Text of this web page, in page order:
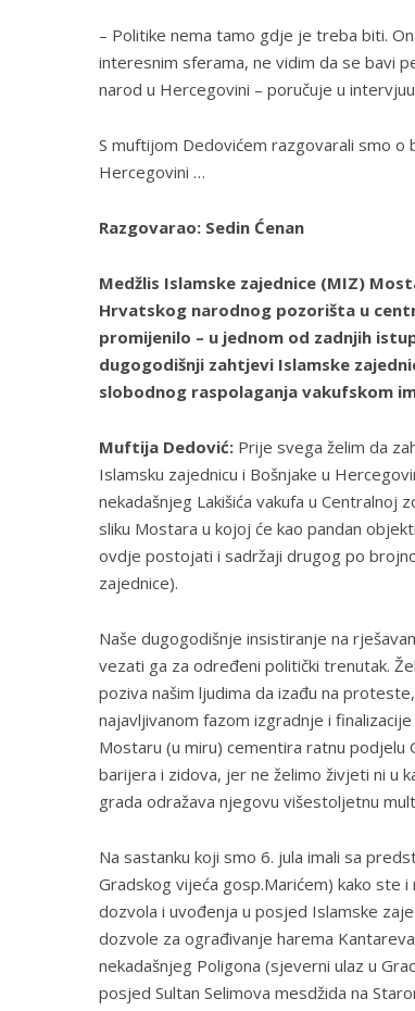
– Politike nema tamo gdje je treba biti.
interesnim sferama, ne vidim da se bavi
narod u Hercegovini – poručuje u
S muftijom Dedovićem razgovarali smo
Hercegovini …
Razgovarao: Sedin Ćenan
Medžlis Islamske zajednice (MIZ)
Hrvatskog narodnog pozorišta u
promijenilo – u jednom od zadnjih
dugogodišnji zahtjevi Islamske
slobodnog raspolaganja vakufskom
Muftija Dedović: Prije svega želim da
Islamsku zajednicu i Bošnjake u
nekadašnjeg Lakišića vakufa u Centralnoj
sliku Mostara u kojoj će kao pandan
ovdje postojati i sadržaji drugog po
zajednice).
Naše dugogodišnje insistiranje na
vezati ga za određeni politički trenutak.
poziva našim ljudima da izađu na
najavljivanom fazom izgradnje i
Mostaru (u miru) cementira ratnu podjelu
barijera i zidova, jer ne želimo živjeti ni u
grada odražava njegovu višestoljetnu
Na sastanku koji smo 6. jula imali sa
Gradskog vijeća gosp.Marićem) kako ste
dozvola i uvođenja u posjed Islamske
dozvole za ograđivanje harema
nekadašnjeg Poligona (sjeverni ulaz u
posjed Sultan Selimova mesdžida na